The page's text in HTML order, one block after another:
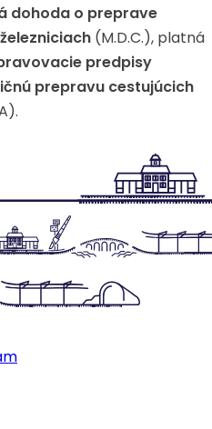
dohoda o preprave
(M.D.C.), platná
predpisy
prepravu cestujúcich